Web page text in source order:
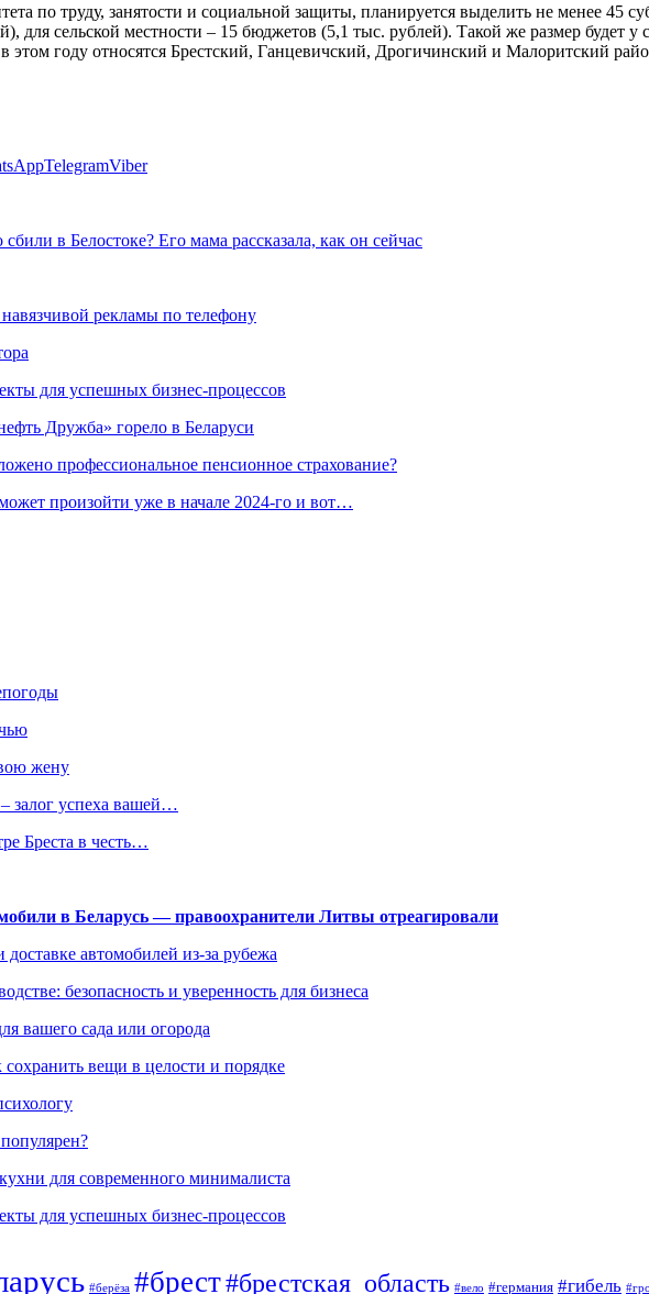
по труду, занятости и социальной защиты, планируется выделить не менее 45
для сельской местности – 15 бюджетов (5,1 тыс. рублей). Такой же размер будет
этом году относятся Брестский, Ганцевичский, Дрогичинский и Малоритский
TelegramViber
в Белостоке? Его мама рассказала, как он сейчас
навязчивой рекламы по телефону
для успешных бизнес-процессов
Дружба» горело в Беларуси
профессиональное пенсионное страхование?
произойти уже в начале 2024-го и вот…
жену
залог успеха вашей…
Бреста в честь…
в Беларусь — правоохранители Литвы отреагировали
автомобилей из-за рубежа
безопасность и уверенность для бизнеса
вашего сада или огорода
вещи в целости и порядке
для современного минималиста
для успешных бизнес-процессов
#берёза #брест#брестская_область #вело #германия #гибель